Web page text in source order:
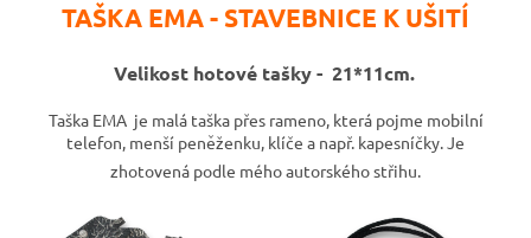
TAŠKA EMA - STAVEBNICE K UŠITÍ
Velikost hotové tašky - 21*11cm.
Taška EMA je malá taška přes rameno, která pojme mobilní
telefon, menší peněženku, klíče a např. kapesníčky. Je
zhotovená podle mého autorského střihu.